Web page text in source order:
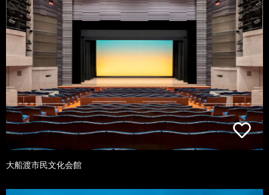
大船渡市民文化会館